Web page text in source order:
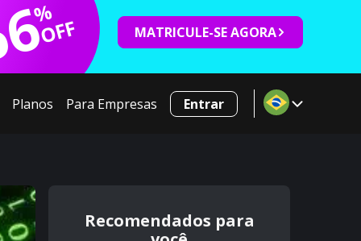
%
OFF MATRICULE-SE AGORA
Planos Para Empresas Entrar
Recomendados para